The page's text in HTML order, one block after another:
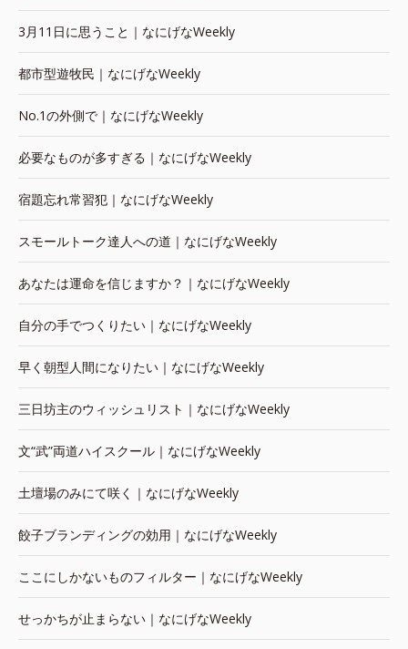
3月11日に思うこと｜なにげなWeekly
都市型遊牧民｜なにげなWeekly
No.1の外側で｜なにげなWeekly
必要なものが多すぎる｜なにげなWeekly
宿題忘れ常習犯｜なにげなWeekly
スモールトーク達人への道｜なにげなWeekly
あなたは運命を信じますか？｜なにげなWeekly
自分の手でつくりたい｜なにげなWeekly
早く朝型人間になりたい｜なにげなWeekly
三日坊主のウィッシュリスト｜なにげなWeekly
文“武”両道ハイスクール｜なにげなWeekly
土壇場のみにて咲く｜なにげなWeekly
餃子ブランディングの効用｜なにげなWeekly
ここにしかないものフィルター｜なにげなWeekly
せっかちが止まらない｜なにげなWeekly